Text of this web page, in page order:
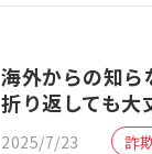
海外からの知ら
折り返しても大
2025/7/23 詐